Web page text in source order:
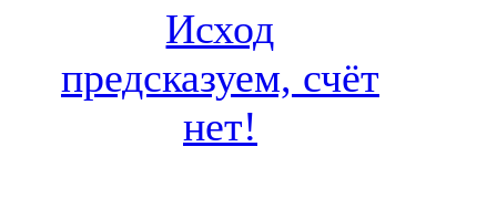
Исход
предсказуем, счёт
нет!